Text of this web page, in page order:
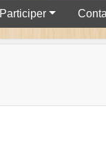
Participer